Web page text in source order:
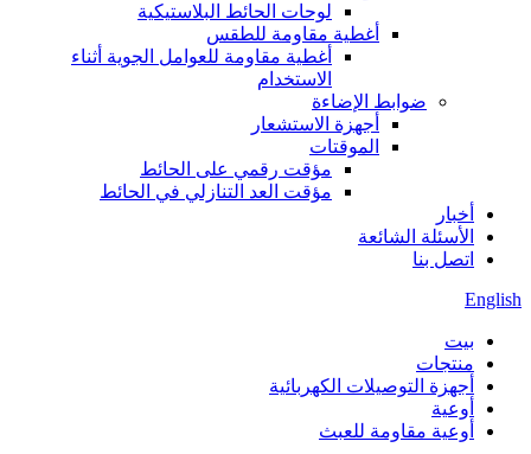
لوحات الحائط البلاستيكية
أغطية مقاومة للطقس
أغطية مقاومة للعوامل الجوية أثناء
الاستخدام
ضوابط الإضاءة
أجهزة الاستشعار
الموقتات
مؤقت رقمي على الحائط
مؤقت العد التنازلي في الحائط
أخبار
الأسئلة الشائعة
اتصل بنا
English
بيت
منتجات
أجهزة التوصيلات الكهربائية
أوعية
أوعية مقاومة للعبث